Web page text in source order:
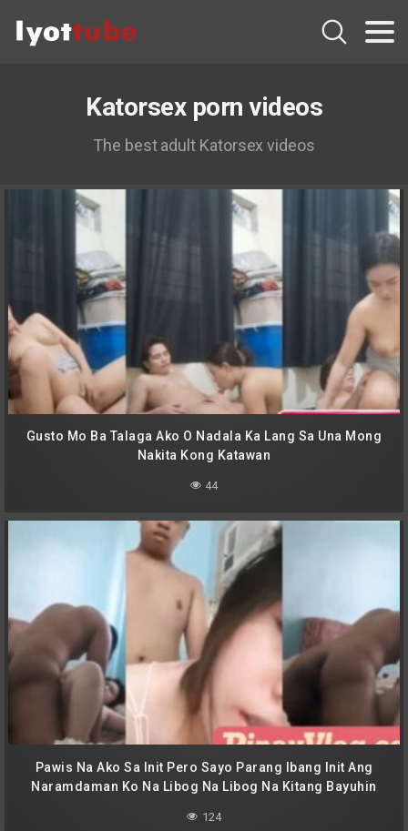
Katorsex porn videos
The best adult Katorsex videos
Gusto Mo Ba Talaga Ako O Nadala Ka Lang Sa Una Mong
Nakita Kong Katawan
44
Pawis Na Ako Sa Init Pero Sayo Parang Ibang Init Ang
Naramdaman Ko Na Libog Na Libog Na Kitang Bayuhin
124